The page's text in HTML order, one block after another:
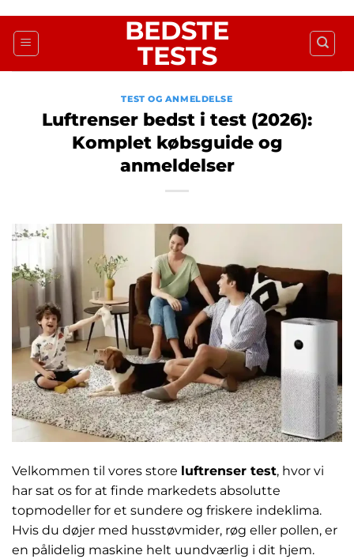
indhold
BEDSTE
TESTS
TEST OG ANMELDELSE
Luftrenser bedst i test (2026):
Komplet købsguide og
anmeldelser
Velkommen til vores store luftrenser test, hvor vi
har sat os for at finde markedets absolutte
topmodeller for et sundere og friskere indeklima.
Hvis du døjer med husstøvmider, røg eller pollen, er
en pålidelig maskine helt uundværlig i dit hjem.